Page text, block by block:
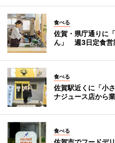
食べる
佐賀・県庁通りに
ん」 週3日定食営
食べる
佐賀駅近くに「小
ナジュース店から
食べる